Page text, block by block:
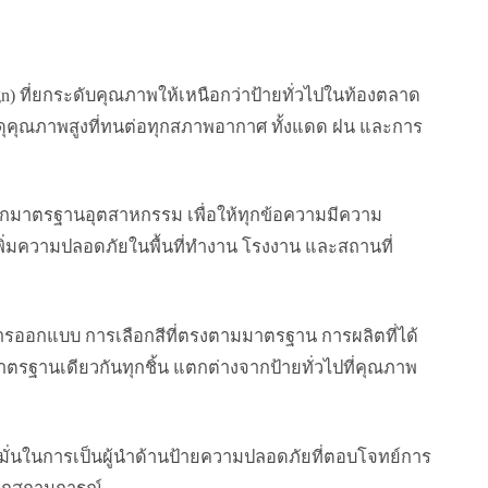
ที่ยกระดับคุณภาพให้เหนือกว่าป้ายทั่วไปในท้องตลาด
คุณภาพสูงที่ทนต่อทุกสภาพอากาศ ทั้งแดด ฝน และการ
มาตรฐานอุตสาหกรรม เพื่อให้ทุกข้อความมีความ
มความปลอดภัยในพื้นที่ทำงาน โรงงาน และสถานที่
อกแบบ การเลือกสีที่ตรงตามมาตรฐาน การผลิตที่ได้
รฐานเดียวกันทุกชิ้น แตกต่างจากป้ายทั่วไปที่คุณภาพ
ในการเป็นผู้นำด้านป้ายความปลอดภัยที่ตอบโจทย์การ